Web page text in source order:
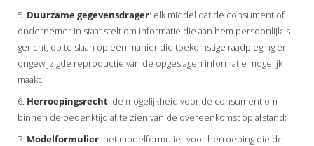
5. Duurzamegegevensdrager: elk middel dat de consument of
ondernemer in staat stelt om informatie die aan hem persoonlijk is
gericht, op te slaan op een manier die toekomstige raadpleging en
ongewijzigde reproductie van de opgeslagen informatie mogelijk
maakt.
6. Herroepingsrecht: de mogelijkheid voor de consument om
binnen de bedenktijd af te zien van de overeenkomst op afstand;
7. Modelformulier: het modelformulier voor herroeping die de